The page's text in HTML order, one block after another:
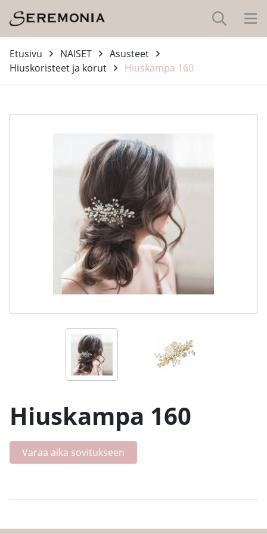
Etusivu NAISET
Asusteet
Hiuskoristeet ja korut
Hiuskampa 160
Hiuskampa 160
Varaa aika sovitukseen